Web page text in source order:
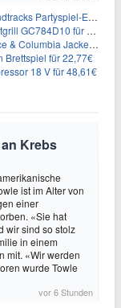
Erweiterung für 6,99€
für 239,99€
Jacken ab 39,60€
Brettspiel für 22,77€
18 V für 48,61€
Krebs
ist im Alter von
einer
«Sie hat
wir sind so stolz
in einem
mit. «Wir werden
wurde Towle
vor 6 Stunden